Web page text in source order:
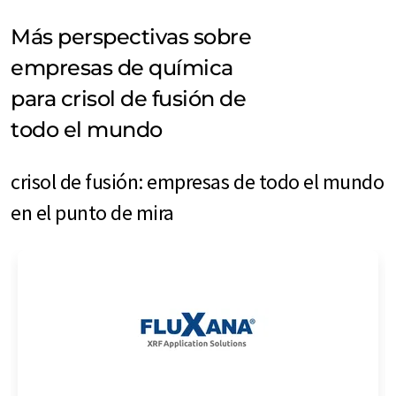
Más perspectivas sobre
empresas de química
para crisol de fusión de
todo el mundo
crisol de fusión: empresas de todo el mundo
en el punto de mira